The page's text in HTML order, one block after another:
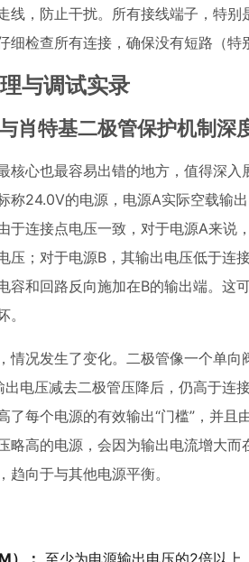
线，防止干扰。所有接线端子，特
细检查所有连接，确保没有短路（
与调试实录
肖特基二极管保护机制深
核心也最容易出错的地方，值得深
称24.0V的电源，电源A实际空载输
于连接点电压一致，对于电源A来说
压；对于电源B，其输出电压低于连
容和回路反向施加在B的输出端。这
情况发生了变化。二极管像一个单
电压减去二极管压降后，仍高于连
了每个电源的有效输出“门槛”，并
高的电源，会因为输出电流增大而
趋向于与其他电源平衡。
）： 至少为电源输出电压的2倍以